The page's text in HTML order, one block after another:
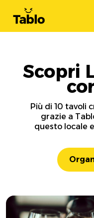
Scopri
Più di 10 tavoli
grazie a
questo locale